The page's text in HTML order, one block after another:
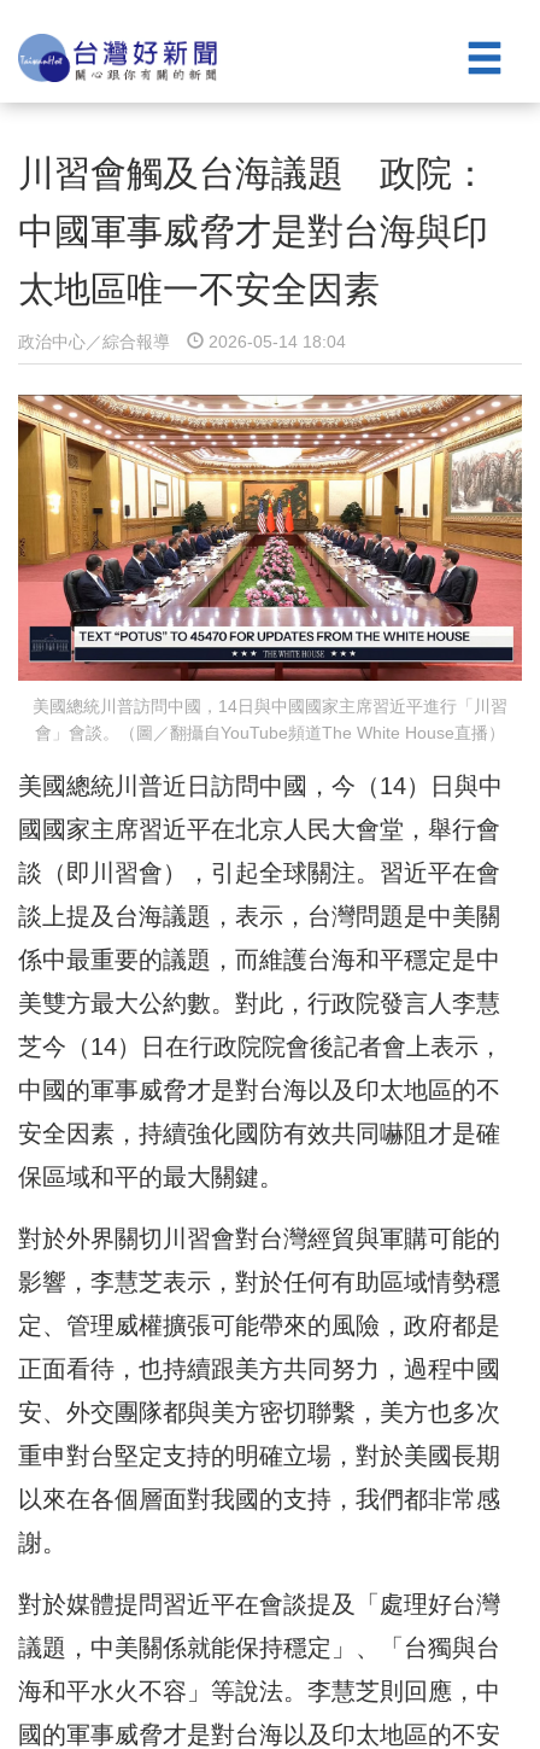
川習會觸及台海議題 政院：
中國軍事威脅才是對台海與印
太地區唯一不安全因素
政治中心／綜合報導 2026-05-14 18:04
美國總統川普訪問中國，14日與中國國家主席習近平進行「川習
會」會談。（圖／翻攝自YouTube頻道The White House直播）
美國總統川普近日訪問中國，今（14）日與中
國國家主席習近平在北京人民大會堂，舉行會
談（即川習會），引起全球關注。習近平在會
談上提及台海議題，表示，台灣問題是中美關
係中最重要的議題，而維護台海和平穩定是中
美雙方最大公約數。對此，行政院發言人李慧
芝今（14）日在行政院院會後記者會上表示，
中國的軍事威脅才是對台海以及印太地區的不
安全因素，持續強化國防有效共同嚇阻才是確
保區域和平的最大關鍵。
對於外界關切川習會對台灣經貿與軍購可能的
影響，李慧芝表示，對於任何有助區域情勢穩
定、管理威權擴張可能帶來的風險，政府都是
正面看待，也持續跟美方共同努力，過程中國
安、外交團隊都與美方密切聯繫，美方也多次
重申對台堅定支持的明確立場，對於美國長期
以來在各個層面對我國的支持，我們都非常感
謝。
對於媒體提問習近平在會談提及「處理好台灣
議題，中美關係就能保持穩定」、「台獨與台
海和平水火不容」等說法。李慧芝則回應，中
國的軍事威脅才是對台海以及印太地區的不安